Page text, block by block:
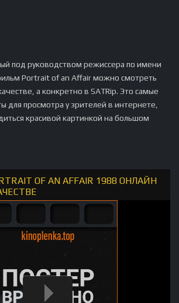
под руководством режиссера по имени
Portrait of an Affair можно смотреть
а конкретно в SATRip. Это самые
для просмотра у зрителей в интернете,
красивой картинкой на большом
OF AN AFFAIR 1988 ОНЛАЙН